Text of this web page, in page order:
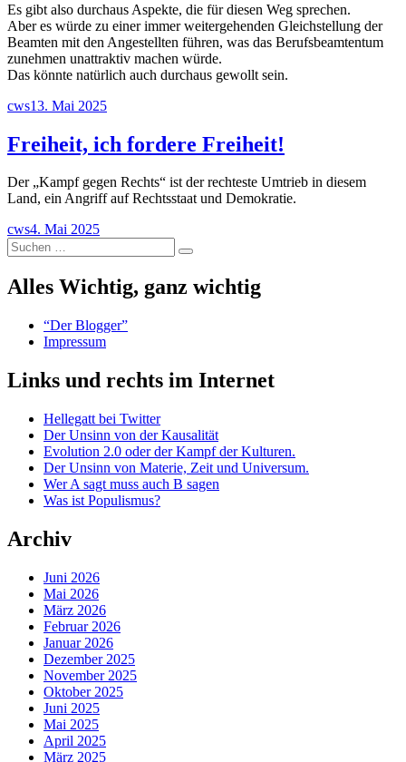
Es gibt also durchaus Aspekte, die für diesen Weg sprechen.
Aber es würde zu einer immer weitergehenden Gleichstellung der
Beamten mit den Angestellten führen, was das Berufsbeamtentum
zunehmen unattraktiv machen würde.
Das könnte natürlich auch durchaus gewollt sein.
Autor
cwsVeröffentlicht
13. Mai 2025
Freiheit, ich fordere Freiheit!
Der „Kampf gegen Rechts“ ist der rechteste Umtrieb in diesem
Land, ein Angriff auf Rechtsstaat und Demokratie.
Autor
cwsVeröffentlicht
am
4. Mai 2025
Suchen
nach:
Suchen
Alles Wichtig, ganz wichtig
“Der Blogger”
Impressum
Links und rechts im Internet
Hellegatt bei Twitter
Der Unsinn von der Kausalität
Evolution 2.0 oder der Kampf der Kulturen.
Der Unsinn von Materie, Zeit und Universum.
Wer A sagt muss auch B sagen
Was ist Populismus?
Archiv
Juni 2026
Mai 2026
März 2026
Februar 2026
Januar 2026
Dezember 2025
November 2025
Oktober 2025
Juni 2025
Mai 2025
April 2025
März 2025